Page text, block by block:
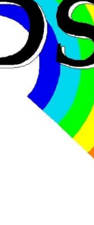
pour les
Peter
ont remporté
sortant, Viktor